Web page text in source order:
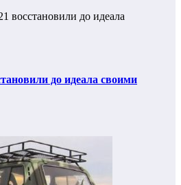
до идеала своими